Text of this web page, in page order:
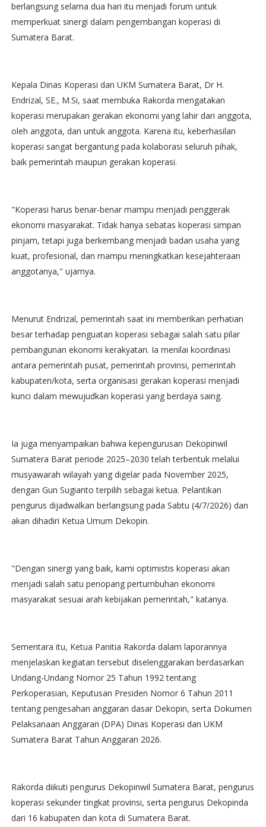
berlangsung selama dua hari itu menjadi forum untuk
memperkuat sinergi dalam pengembangan koperasi di
Sumatera Barat.
Kepala Dinas Koperasi dan UKM Sumatera Barat, Dr H.
Endrizal, SE., M.Si, saat membuka Rakorda mengatakan
koperasi merupakan gerakan ekonomi yang lahir dari anggota,
oleh anggota, dan untuk anggota. Karena itu, keberhasilan
koperasi sangat bergantung pada kolaborasi seluruh pihak,
baik pemerintah maupun gerakan koperasi.
"Koperasi harus benar-benar mampu menjadi penggerak
ekonomi masyarakat. Tidak hanya sebatas koperasi simpan
pinjam, tetapi juga berkembang menjadi badan usaha yang
kuat, profesional, dan mampu meningkatkan kesejahteraan
anggotanya," ujarnya.
Menurut Endrizal, pemerintah saat ini memberikan perhatian
besar terhadap penguatan koperasi sebagai salah satu pilar
pembangunan ekonomi kerakyatan. Ia menilai koordinasi
antara pemerintah pusat, pemerintah provinsi, pemerintah
kabupaten/kota, serta organisasi gerakan koperasi menjadi
kunci dalam mewujudkan koperasi yang berdaya saing.
Ia juga menyampaikan bahwa kepengurusan Dekopinwil
Sumatera Barat periode 2025–2030 telah terbentuk melalui
musyawarah wilayah yang digelar pada November 2025,
dengan Gun Sugianto terpilih sebagai ketua. Pelantikan
pengurus dijadwalkan berlangsung pada Sabtu (4/7/2026) dan
akan dihadiri Ketua Umum Dekopin.
"Dengan sinergi yang baik, kami optimistis koperasi akan
menjadi salah satu penopang pertumbuhan ekonomi
masyarakat sesuai arah kebijakan pemerintah," katanya.
Sementara itu, Ketua Panitia Rakorda dalam laporannya
menjelaskan kegiatan tersebut diselenggarakan berdasarkan
Undang-Undang Nomor 25 Tahun 1992 tentang
Perkoperasian, Keputusan Presiden Nomor 6 Tahun 2011
tentang pengesahan anggaran dasar Dekopin, serta Dokumen
Pelaksanaan Anggaran (DPA) Dinas Koperasi dan UKM
Sumatera Barat Tahun Anggaran 2026.
Rakorda diikuti pengurus Dekopinwil Sumatera Barat, pengurus
koperasi sekunder tingkat provinsi, serta pengurus Dekopinda
dari 16 kabupaten dan kota di Sumatera Barat.